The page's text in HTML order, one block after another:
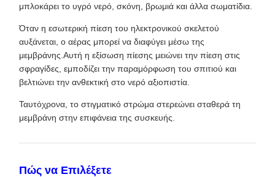
μπλοκάρει το υγρό νερό, σκόνη, βρωμιά και άλλα σωματίδια.
Όταν η εσωτερική πίεση του ηλεκτρονικού σκελετού
αυξάνεται, ο αέρας μπορεί να διαφύγει μέσω της
μεμβράνης.Αυτή η εξίσωση πίεσης μειώνει την πίεση στις
σφραγίδες, εμποδίζει την παραμόρφωση του σπιτιού και
βελτιώνει την ανθεκτική στο νερό αξιοπιστία.
Ταυτόχρονα, το στιγματικό στρώμα στερεώνει σταθερά τη
μεμβράνη στην επιφάνεια της συσκευής.
Πώς να Επιλέξετε